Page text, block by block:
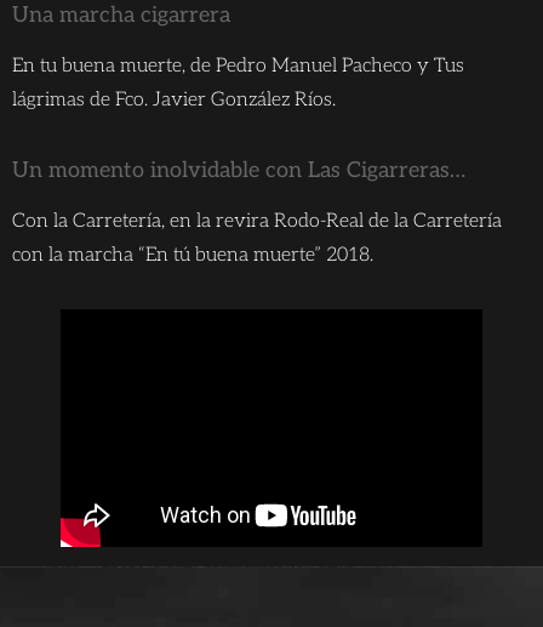
Una marcha cigarrera
En tu buena muerte, de Pedro Manuel Pacheco y Tus
lágrimas de Fco. Javier González Ríos.
Un momento inolvidable con Las Cigarreras…
Con la Carretería, en la revira Rodo-Real de la Carretería
con la marcha “En tú buena muerte” 2018.